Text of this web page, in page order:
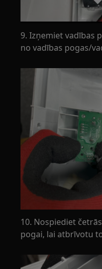
9. Izņemiet vadības
no vadības pogas/
10. Nospiediet
pogai, lai atbrīvotu